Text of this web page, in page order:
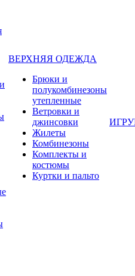
ВЕРХНЯЯ ОДЕЖДА
Брюки и
полукомбинезоны
утепленные
Ветровки и
джинсовки
Жилеты
Комбинезоны
Комплекты и
костюмы
Куртки и пальто